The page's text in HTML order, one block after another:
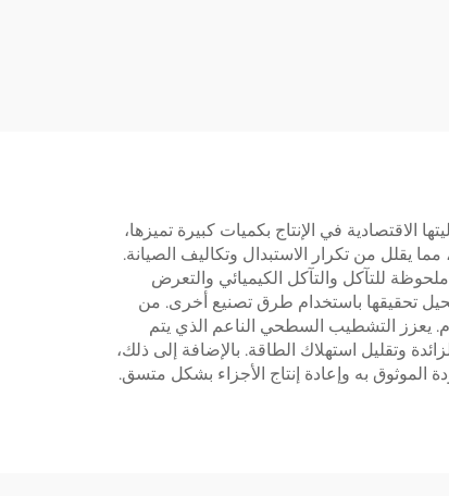
الاقتصادية في الإنتاج بكميات كبيرة تميزها،
يقلل من تكرار الاستبدال وتكاليف الصيانة.
للتآكل والتآكل الكيميائي والتعرض
تحقيقها باستخدام طرق تصنيع أخرى. من
يعزز التشطيب السطحي الناعم الذي يتم
وتقليل استهلاك الطاقة. بالإضافة إلى ذلك،
الموثوق به وإعادة إنتاج الأجزاء بشكل متسق.